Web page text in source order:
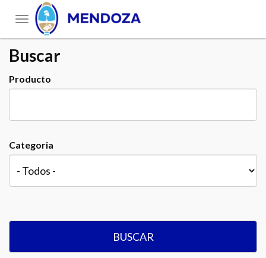
Toggle
navigation
Buscar
Producto
Categoria
BUSCAR